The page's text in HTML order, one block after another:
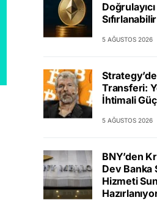
Sıfırlanabilir
5 AĞUSTOS 2026
Transferi:
İhtimali
5 AĞUSTOS 2026
BNY’den
Dev Banka
Hizmeti